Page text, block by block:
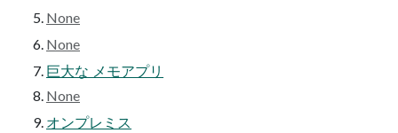
None
None
巨大な メモアプリ
None
オンプレミス